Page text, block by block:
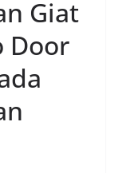
Giat
Door